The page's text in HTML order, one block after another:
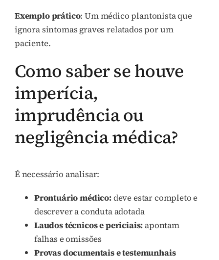
Exemplo prático: Um médico plantonista que
ignora sintomas graves relatados por um
paciente.
Como saber se houve
imperícia,
imprudência ou
negligência médica?
É necessário analisar:
Prontuário médico:deve estar completo e
descrever a conduta adotada
Laudos técnicos e periciais:apontam
falhas e omissões
Provas documentais e testemunhais